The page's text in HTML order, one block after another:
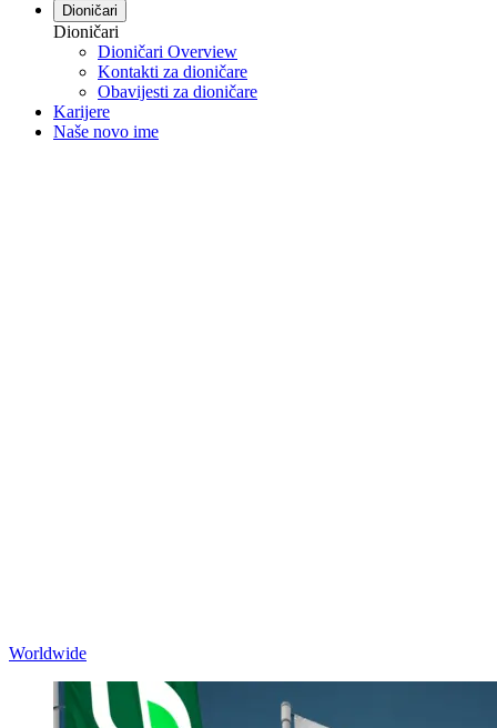
Dioničari
Dioničari
Dioničari Overview
Kontakti za dioničare
Obavijesti za dioničare
Karijere
Naše novo ime
Worldwide